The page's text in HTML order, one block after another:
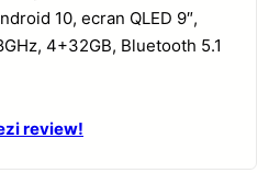
10, ecran QLED 9″,
4+32GB, Bluetooth 5.1
review!